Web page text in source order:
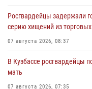
Росгвардейцы задержали
серию хищений из
07 августа 2026, 08:37
В Кузбассе росгвардейцы
мать
07 августа 2026, 07:35